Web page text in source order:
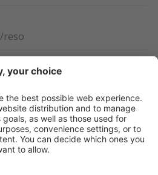
reso
HAI LA PARTITA
IVA?
Per ordini, offerte,
prezzi speciali e
ulteriori articoli